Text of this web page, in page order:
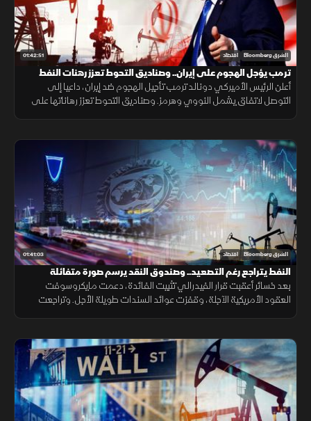
01:42:51 الشرق Bloomberg اقتصاد
ترمب يؤجل الهجوم على إيران.. وصناديق التحوط تعزز رهنات النفط
أعلن الرئيس الأميركي دونالد ترمب تأجيل الهجوم ضد إيران، داعيا إلى
التوصل لاتفاق يشمل النووي وهرمز. وصناديق التحوط تعزز رهاناتها على
01:41:03 الشرق Bloomberg اقتصاد
النفط يتراجع رغم التصعيد.. وصندوق النقد يرسم صورة متفائلة
للسعودية
بعد خسائر أعقبت قرار الفيدرالي تثبيت الفائدة، دعمت مايكروسوفت
العقود الأمريكية الآجلة، وقفزت عوائد السندات طويلة الأجل. وتراجعت